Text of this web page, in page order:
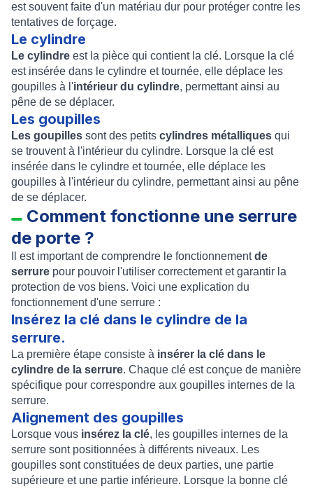
est souvent faite d'un matériau dur pour protéger contre les
tentatives de forçage.
Le cylindre
Le cylindre est la pièce qui contient la clé. Lorsque la clé
est insérée dans le cylindre et tournée, elle déplace les
goupilles à l'intérieur du cylindre, permettant ainsi au
pêne de se déplacer.
Les goupilles
Les goupilles sont des petits cylindres métalliques qui
se trouvent à l'intérieur du cylindre. Lorsque la clé est
insérée dans le cylindre et tournée, elle déplace les
goupilles à l'intérieur du cylindre, permettant ainsi au pêne
de se déplacer.
Comment fonctionne une serrure
de porte ?
Il est important de comprendre le fonctionnementde
serrure pour pouvoir l'utiliser correctement et garantir la
protection de vos biens. Voici une explication du
fonctionnement d'une serrure :
Insérez la clé dans le cylindre de la
serrure.
La première étape consiste à insérer la clé dans le
cylindre de la serrure. Chaque clé est conçue de manière
spécifique pour correspondre aux goupilles internes de la
serrure.
Alignement des goupilles
Lorsque vous insérez la clé, les goupilles internes de la
serrure sont positionnées à différents niveaux. Les
goupilles sont constituées de deux parties, une partie
supérieure et une partie inférieure. Lorsque la bonne clé